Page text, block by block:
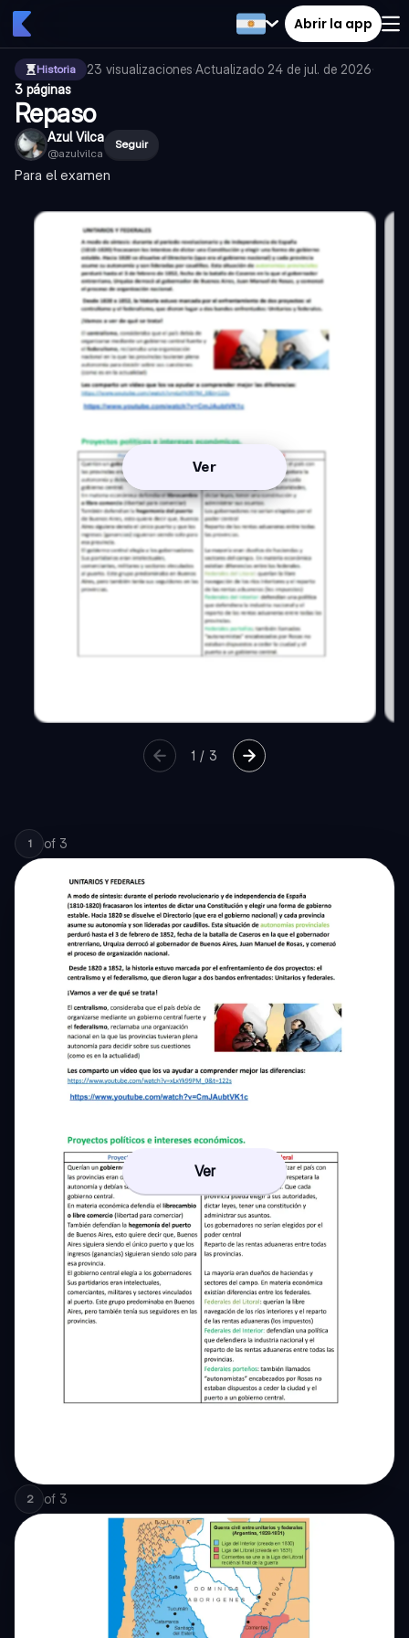
Abrir la app
Historia 23 visualizaciones·Actualizado 24 de jul. de 2026·
3 páginas
Repaso
Azul Vilca
@azulvilca
Seguir
Para el examen
Ver
1 / 3
1 of 3
Ver
2 of 3